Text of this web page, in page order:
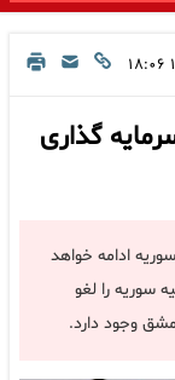
گذاری
ادامه خواهد
سوریه را لغو
وجود دارد.